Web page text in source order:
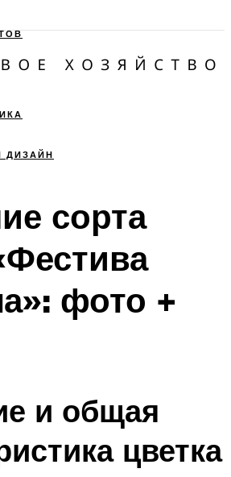
ДИЗАЙН
сорта
фото +
и общая
цветка